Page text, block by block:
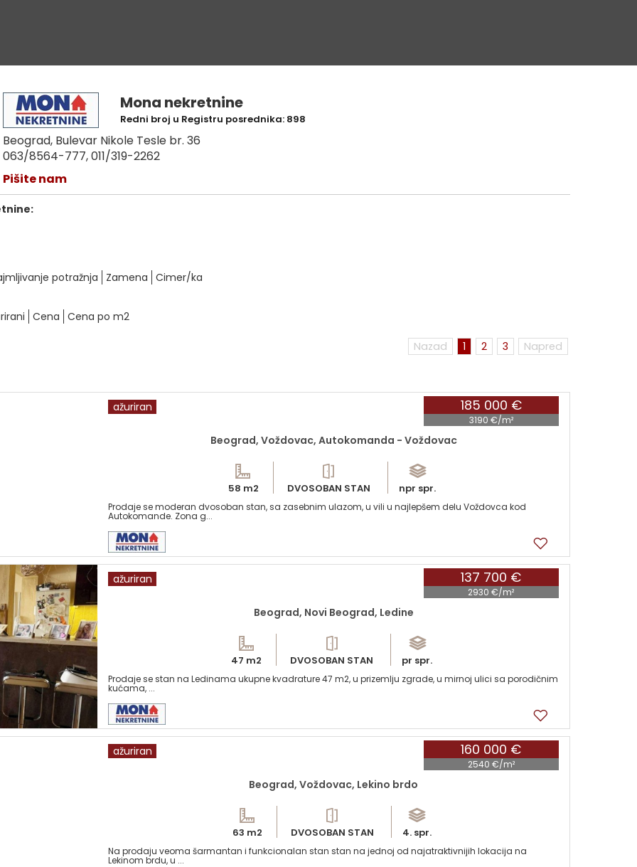
Mona nekretnine
Redni broj u Registru posrednika: 898
Beograd, Bulevar Nikole Tesle br. 36
063/8564-777, 011/319-2262
Pišite nam
potražnja Zamena Cimer/ka
Cena Cena po m2
Nazad 1 2 3 Napred
185 000 €
3190 €/m²
ažuriran
Beograd, Voždovac, Autokomanda - Voždovac
58 m2 DVOSOBAN STAN npr spr.
Prodaje se moderan dvosoban stan, sa zasebnim ulazom, u vili u najlepšem delu Voždovca kod
Autokomande. Zona g...
137 700 €
2930 €/m²
ažuriran
Beograd, Novi Beograd, Ledine
47 m2 DVOSOBAN STAN pr spr.
Prodaje se stan na Ledinama ukupne kvadrature 47 m2, u prizemlju zgrade, u mirnoj ulici sa porodičnim
kućama, ...
160 000 €
2540 €/m²
ažuriran
Beograd, Voždovac, Lekino brdo
63 m2 DVOSOBAN STAN 4. spr.
Na prodaju veoma šarmantan i funkcionalan stan stan na jednoj od najatraktivnijih lokacija na
Lekinom brdu, u ...